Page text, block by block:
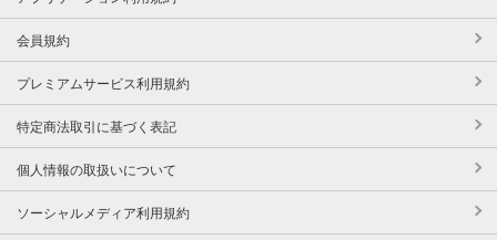
会員規約
プレミアムサービス利用規約
特定商法取引に基づく表記
個人情報の取扱いについて
ソーシャルメディア利用規約